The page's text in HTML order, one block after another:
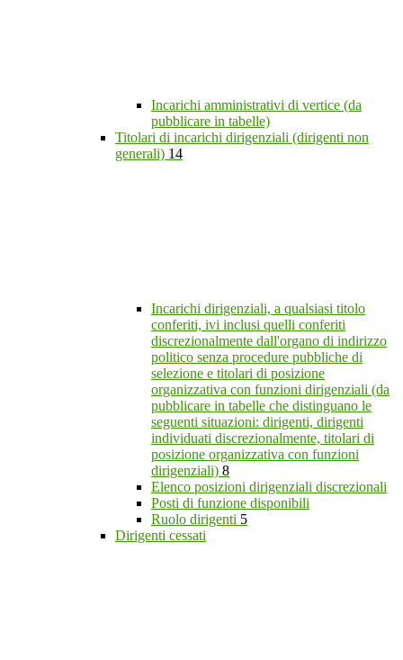
Incarichi amministrativi di vertice (da
pubblicare in tabelle)
Titolari di incarichi dirigenziali (dirigenti non
generali) 14
Incarichi dirigenziali, a qualsiasi titolo
conferiti, ivi inclusi quelli conferiti
discrezionalmente dall'organo di indirizzo
politico senza procedure pubbliche di
selezione e titolari di posizione
organizzativa con funzioni dirigenziali (da
pubblicare in tabelle che distinguano le
seguenti situazioni: dirigenti, dirigenti
individuati discrezionalmente, titolari di
posizione organizzativa con funzioni
dirigenziali) 8
Elenco posizioni dirigenziali discrezionali
Posti di funzione disponibili
Ruolo dirigenti 5
Dirigenti cessati